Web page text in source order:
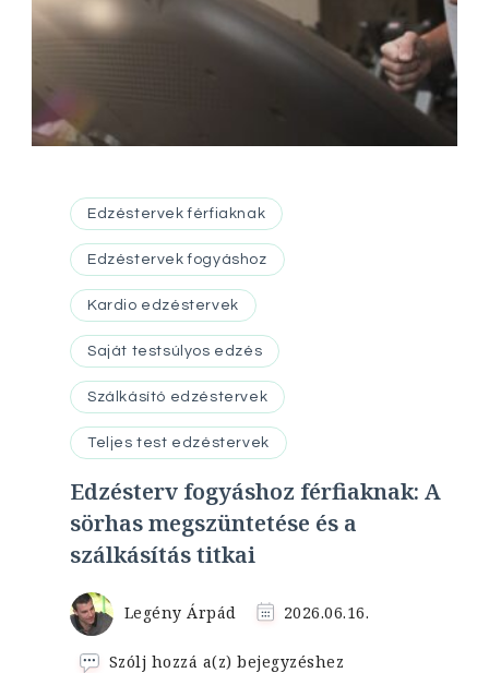
Edzéstervek férfiaknak
Edzéstervek fogyáshoz
Kardio edzéstervek
Saját testsúlyos edzés
Szálkásító edzéstervek
Teljes test edzéstervek
Edzésterv fogyáshoz férfiaknak: A
sörhas megszüntetése és a
szálkásítás titkai
Legény Árpád 2026.06.16.
Szólj hozzá a(z)Edzésterv
bejegyzéshez